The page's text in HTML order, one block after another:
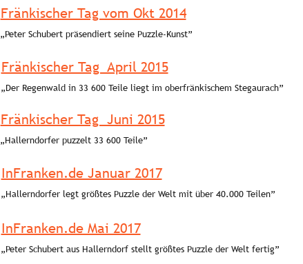
Fränkischer Tag vom Okt 2014
„Peter Schubert präsendiert seine Puzzle-Kunst”
Fränkischer Tag  April 2015
„Der Regenwald in 33 600 Teile liegt im oberfränkischem Stegaurach”
Fränkischer Tag  Juni 2015
„Hallerndorfer puzzelt 33 600 Teile”
InFranken.de Mai 2017
„Peter Schubert aus Hallerndorf stellt größtes Puzzle der Welt fertig”
InFranken.de Januar 2017
„Hallerndorfer legt größtes Puzzle der Welt mit über 40.000 Teilen”